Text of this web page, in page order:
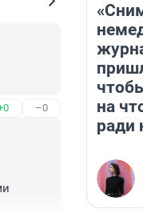
–0
на
ради